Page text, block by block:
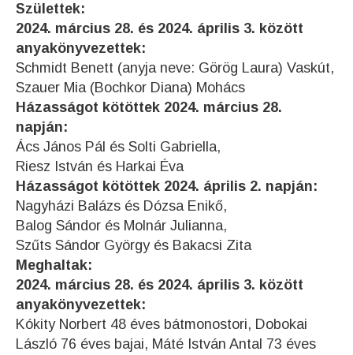
Születtek:
2024. március 28. és 2024. április 3. között
anyakönyvezettek:
Schmidt Benett (anyja neve: Görög Laura) Vaskút,
Szauer Mia (Bochkor Diana) Mohács
Házasságot kötöttek 2024. március 28.
napján:
Ács János Pál és Solti Gabriella,
Riesz István és Harkai Éva
Házasságot kötöttek 2024. április 2. napján:
Nagyházi Balázs és Dózsa Enikő,
Balog Sándor és Molnár Julianna,
Szűts Sándor György és Bakacsi Zita
Meghaltak:
2024. március 28. és 2024. április 3. között
anyakönyvezettek:
Kókity Norbert 48 éves bátmonostori, Dobokai
László 76 éves bajai, Máté István Antal 73 éves